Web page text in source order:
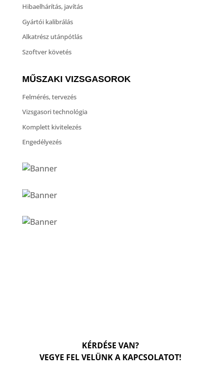
Hibaelhárítás, javítás
Gyártói kalibrálás
Alkatrész utánpótlás
Szoftver követés
MŰSZAKI VIZSGASOROK
Felmérés, tervezés
Vizsgasori technológia
Komplett kivitelezés
Engedélyezés
KÉRDÉSE VAN?
VEGYE FEL VELÜNK A KAPCSOLATOT!